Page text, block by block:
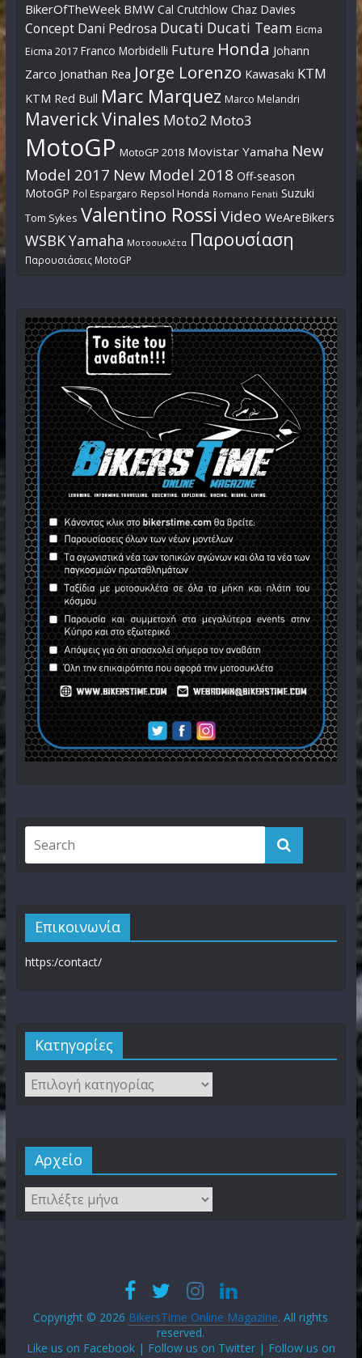
Με πληθώρα νέων μοντέλων η
Kawasaki το 2018
29 Νοεμβρίου, 2017
EICMA 2017 – Παρουσίαση – BMW
F750GS και F850GS 2018
EICMA 2017 – Παρουσίαση – Aprilia V4
1100 Tuono RR και Factory 2018
26 Νοεμβρίου, 2017
TNT 125 2018
23 Νοεμβρίου, 2017
EICMA 2017 – Η Suzuki Katana
Concept που δεν είναι της… Suzuki
22 Νοεμβρίου, 2017
Σημαντικές παρουσιάσεις για την
BMW Motorrad στην Έκθεση του
Μιλάνου
21 Νοεμβρίου, 2017
EICMA 2017 – Η έκθεση μοτοσυκλέτας
στο Μιλάνο… χωρίς το κράνος
21 Νοεμβρίου, 2017
Παρουσίαση – Yamaha Niken – Μια
τρίτροχη μοτοσυκλέτα
11 Μαρτίου, 2018
BikerOfTheWeek BMW Cal Crutchlow Chaz Davies
Concept Dani Pedrosa Ducati Ducati Team Eicma
Eicma 2017 Franco Morbidelli Future Honda Johann
Zarco Jonathan Rea Jorge Lorenzo Kawasaki KTM
KTM Red Bull Marc Marquez Marco Melandri
Maverick Vinales Moto2 Moto3
MotoGP MotoGP 2018 Movistar Yamaha New
Model 2017 New Model 2018 Off-season
MotoGP Pol Espargaro Repsol Honda Romano Fenati Suzuki
Tom Sykes Valentino Rossi Video WeAreBikers
WSBKYamaha Μοτοσυκλέτα Παρουσίαση
Παρουσιάσεις MotoGP
Επικοινωνία
https:/contact/
Kατηγορίες
Αρχείο
Copyright © 2026 BikersTime Online Magazine. All rights
reserved.
Like us on Facebook | Follow us on Twitter | Follow us on